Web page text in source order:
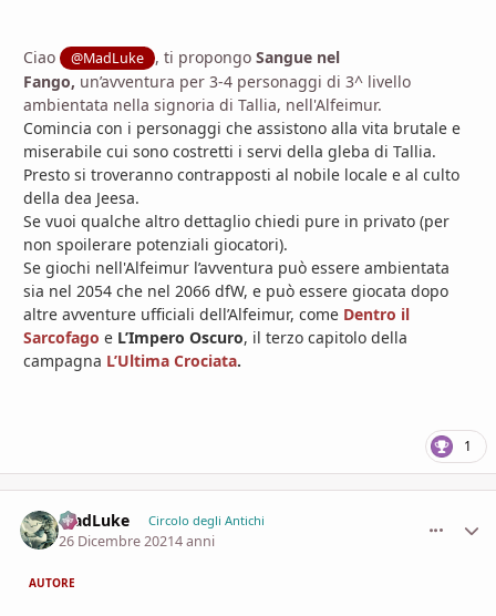
Ciao @MadLuke , ti propongoSangue nel
Fango, un’avventura per 3-4 personaggi di 3^ livello
ambientata nella signoria di Tallia, nell'Alfeimur.
Comincia con i personaggi che assistono alla vita brutale e
miserabile cui sono costretti i servi della gleba di Tallia.
Presto si troveranno contrapposti al nobile locale e al culto
della dea Jeesa.
Se vuoi qualche altro dettaglio chiedi pure in privato (per
non spoilerare potenziali giocatori).
Se giochi nell'Alfeimur l’avventura può essere ambientata
sia nel 2054 che nel 2066 dfW, e può essere giocata dopo
altre avventure ufficiali dell’Alfeimur, come Dentro il
Sarcofago e L’Impero Oscuro, il terzo capitolo della
campagna L’Ultima Crociata.
1
MadLuke Circolo degli Antichi
26 Dicembre 20214 anni
AUTORE